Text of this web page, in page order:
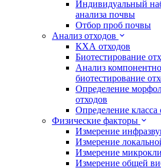
Индивидуальный
анализа почвы
Отбор проб почвы
Анализ отходов
КХА отходов
Биотестирование
Анализ
биотестирование
Определение
отходов
Определение класса
Физические факторы
Измерение
Измерение
Измерение
Измерение общей